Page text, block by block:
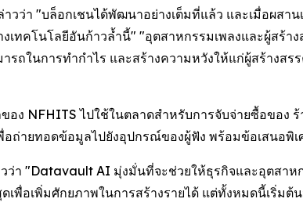
วว่า "บล็อกเชนได้พัฒนาอย่างเต็มที่แล้ว และเมื่อผสา
ทคโนโลยีอันก้าวล้ำนี้" "อุตสาหกรรมเพลงและผู้สร้า
ถในการทำกำไร และสร้างความหวังให้แก่ผู้สร้างสร
ง NFHITS ไปใช้ในตลาดสำหรับการจับจ่ายซื้อของ
ายทอดข้อมูลไปยังอุปกรณ์ของผู้ฟัง พร้อมข้อเสนอพิเ
า "Datavault AI มุ่งมั่นที่จะช่วยให้ธุรกิจและอุตสาห
อเพิ่มศักยภาพในการสร้างรายได้ แต่ทั้งหมดนี้เริ่มต้